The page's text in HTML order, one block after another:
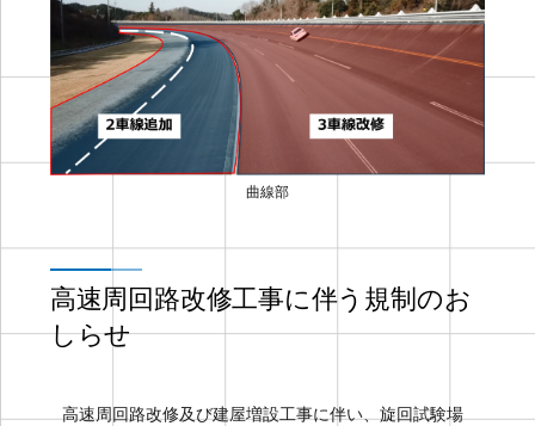
曲線部
高速周回路改修工事に伴う規制のお
しらせ
高速周回路改修及び建屋増設工事に伴い、旋回試験場